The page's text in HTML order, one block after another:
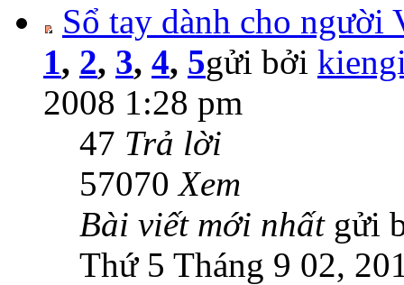
Sổ tay dành cho người
1, 2, 3, 4, 5gửi bởi
2008 1:28 pm
47 Trả lời
57070Xem
Bài viết mới nhất gửi
Thứ 5 Tháng 9 02,